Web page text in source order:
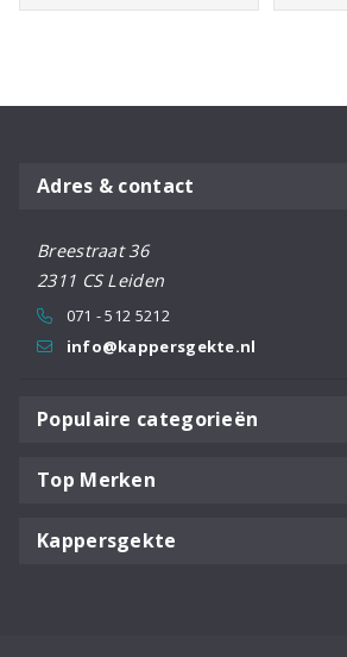
tot
Adres & contact
Breestraat 36
2311 CS Leiden
071 - 512 5212
info@kappersgekte.nl
Populaire categorieën
Top Merken
Kappersgekte